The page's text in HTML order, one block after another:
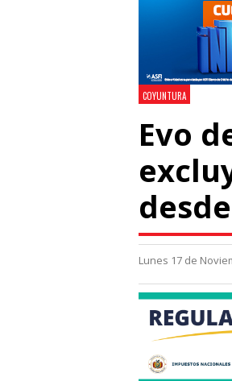
COYUNTURA
Evo
Lunes 17 de